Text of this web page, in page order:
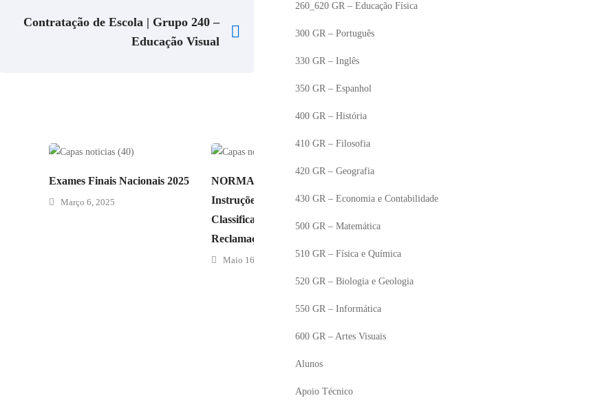
Contratação de Escola | Grupo 240 –
Educação Visual
Exames Finais Nacionais 2025
Março 6, 2025
NORMA 02/JNE/2024 –
Instruções para realização |
Classificação | Reapreciação |
Reclamação
Maio 16, 2024
Fevereiro 26, 2024
260_620 GR – Educação Física
300 GR – Português
330 GR – Inglês
350 GR – Espanhol
400 GR – História
410 GR – Filosofia
420 GR – Geografia
430 GR – Economia e Contabilidade
500 GR – Matemática
510 GR – Física e Química
520 GR – Biologia e Geologia
550 GR – Informática
600 GR – Artes Visuais
Alunos
Apoio Técnico